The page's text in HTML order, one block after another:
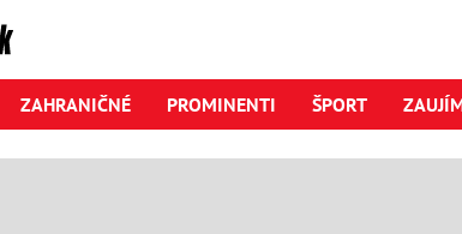
ZAHRANIČNÉ PROMINENTI ŠPORT